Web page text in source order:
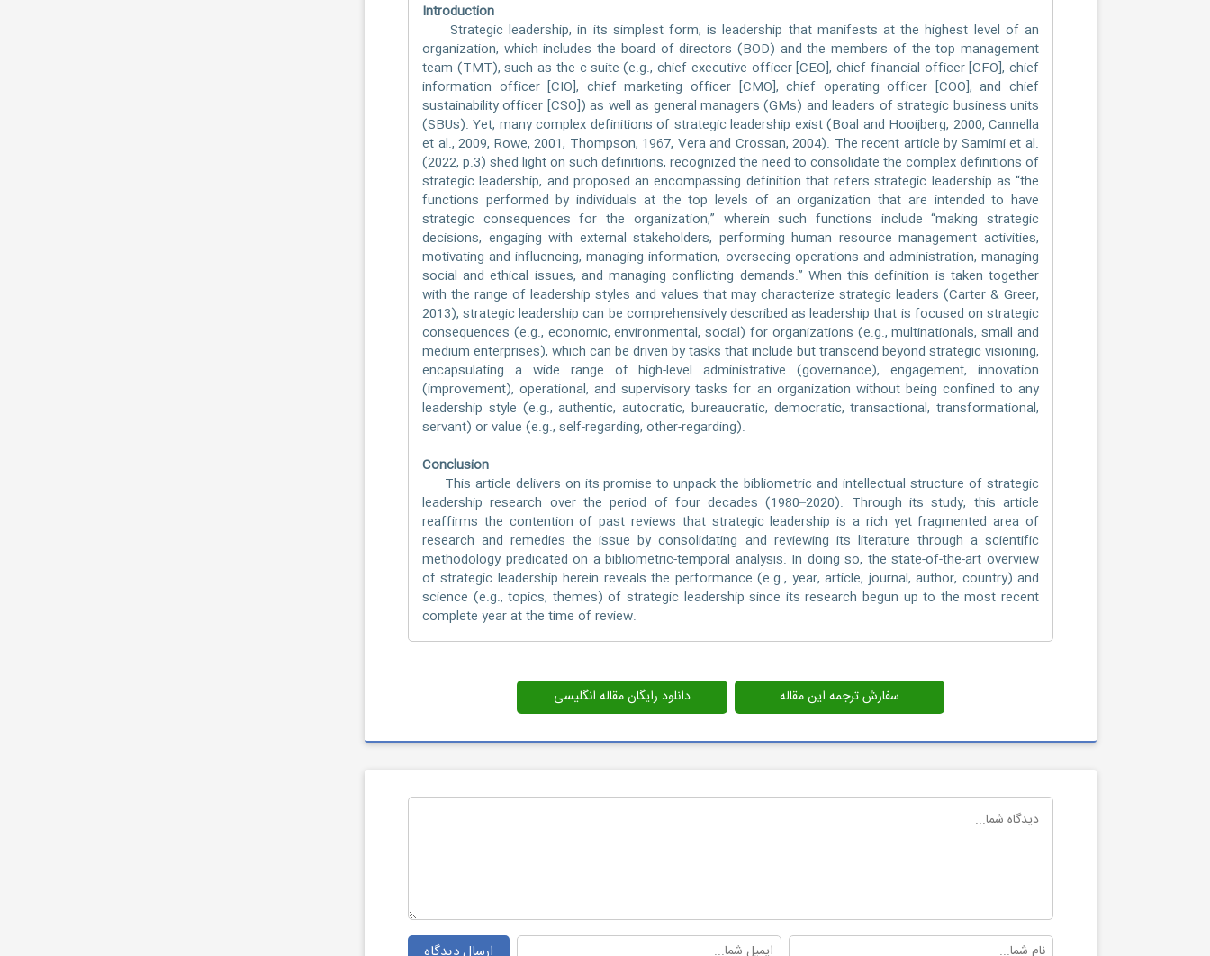
Introduction
Strategic leadership, in its simplest form, is leadership that manifests at the highest level of an
organization, which includes the board of directors (BOD) and the members of the top management
team (TMT), such as the c-suite (e.g., chief executive officer [CEO], chief financial officer [CFO], chief
information officer [CIO], chief marketing officer [CMO], chief operating officer [COO], and chief
sustainability officer [CSO]) as well as general managers (GMs) and leaders of strategic business units
(SBUs). Yet, many complex definitions of strategic leadership exist (Boal and Hooijberg, 2000, Cannella
et al., 2009, Rowe, 2001, Thompson, 1967, Vera and Crossan, 2004). The recent article by Samimi et al.
(2022, p.3) shed light on such definitions, recognized the need to consolidate the complex definitions of
strategic leadership, and proposed an encompassing definition that refers strategic leadership as “the
functions performed by individuals at the top levels of an organization that are intended to have
strategic consequences for the organization,” wherein such functions include “making strategic
decisions, engaging with external stakeholders, performing human resource management activities,
motivating and influencing, managing information, overseeing operations and administration, managing
social and ethical issues, and managing conflicting demands.” When this definition is taken together
with the range of leadership styles and values that may characterize strategic leaders (Carter & Greer,
2013), strategic leadership can be comprehensively described as leadership that is focused on strategic
consequences (e.g., economic, environmental, social) for organizations (e.g., multinationals, small and
medium enterprises), which can be driven by tasks that include but transcend beyond strategic visioning,
encapsulating a wide range of high-level administrative (governance), engagement, innovation
(improvement), operational, and supervisory tasks for an organization without being confined to any
leadership style (e.g., authentic, autocratic, bureaucratic, democratic, transactional, transformational,
servant) or value (e.g., self-regarding, other-regarding).
Conclusion
This article delivers on its promise to unpack the bibliometric and intellectual structure of strategic
leadership research over the period of four decades (1980–2020). Through its study, this article
reaffirms the contention of past reviews that strategic leadership is a rich yet fragmented area of
research and remedies the issue by consolidating and reviewing its literature through a scientific
methodology predicated on a bibliometric-temporal analysis. In doing so, the state-of-the-art overview
of strategic leadership herein reveals the performance (e.g., year, article, journal, author, country) and
science (e.g., topics, themes) of strategic leadership since its research begun up to the most recent
complete year at the time of review.
سفارش ترجمه این مقاله دانلود رایگان مقاله انگلیسی